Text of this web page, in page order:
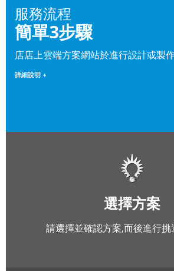
服務流程
簡單3步驟
店店上雲端方案網站於進行設計或製
詳細說明 +
選擇方案
請選擇並確認方案,而後進行